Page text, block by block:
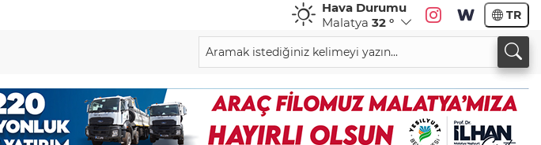
Hava Durumu
Malatya 32 ° TR